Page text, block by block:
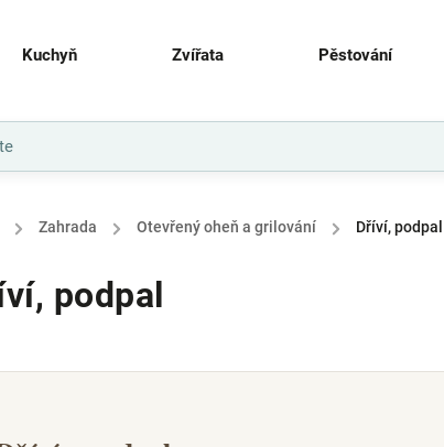
Kuchyň Zvířata Pěstování
/ Zahrada / Otevřený oheň a grilování /
Dříví, podpal
podpal